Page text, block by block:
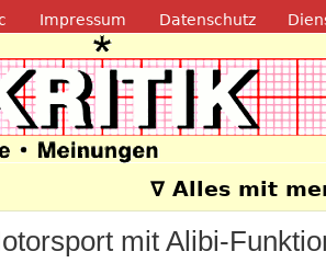
Direkt
Impressum Datenschutz
∇ Alles mit
mit Alibi-